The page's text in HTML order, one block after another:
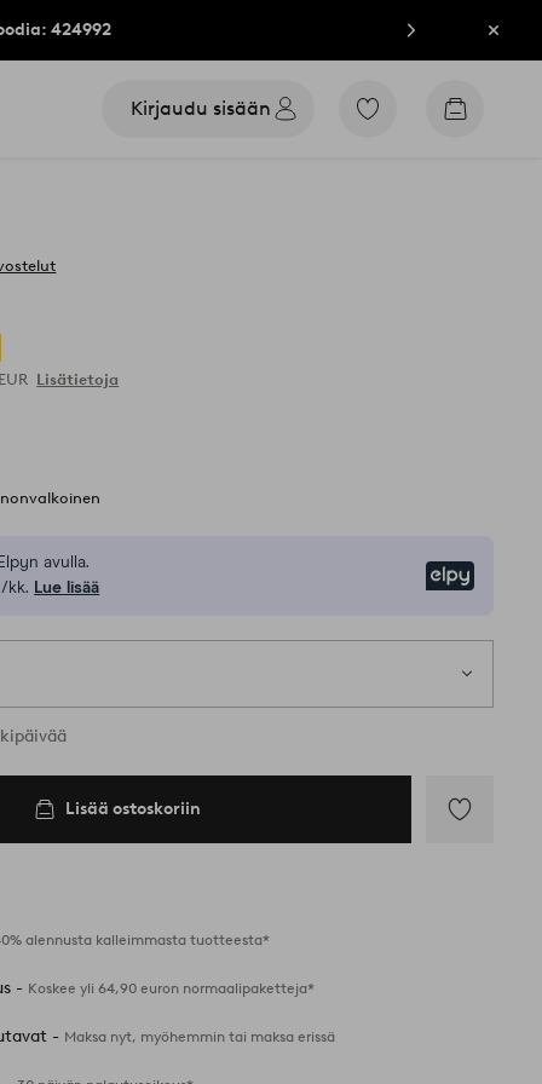
424992 Sulje
Kirjaudu sisään
Siirry
Siirry
Lisätietoja
avulla.
kk. Lue lisää
koot
Lisää ostoskoriin
alennusta kalleimmasta tuotteesta*
- Koskee yli 64,90 euron normaalipaketteja*
- Maksa nyt, myöhemmin tai maksa erissä